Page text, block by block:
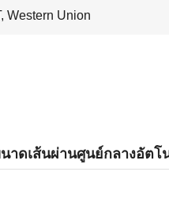
Western Union
าดเส้นผ่านศูนย์กลางอัตโ